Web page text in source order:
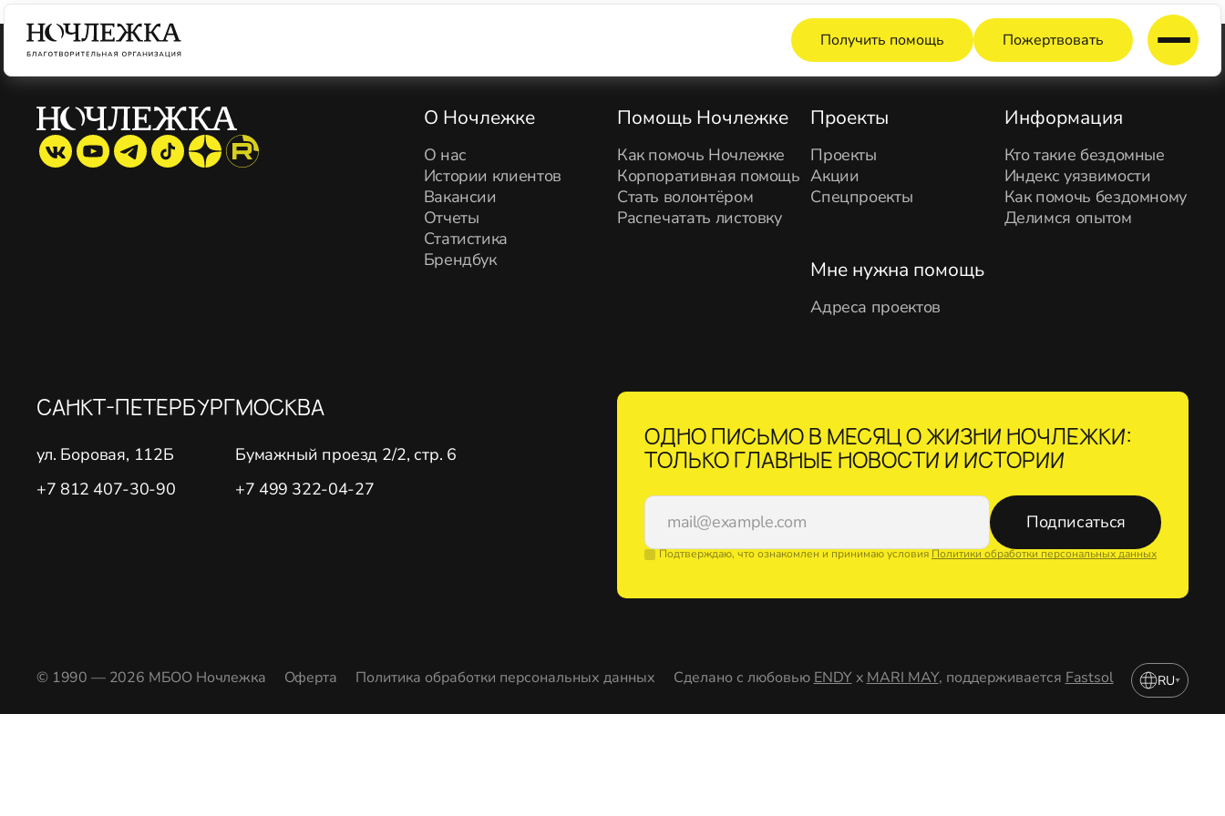
Получить помощь Пожертвовать
О Ночлежке
О нас
Истории клиентов
Вакансии
Отчеты
Статистика
Брендбук
Помощь Ночлежке
Как помочь Ночлежке
Корпоративная помощь
Стать волонтёром
Распечатать листовку
Проекты
Проекты
Акции
Спецпроекты
Информация
Кто такие бездомные
Индекс уязвимости
Как помочь бездомному
Делимся опытом
Мне нужна помощь
Адреса проектов
САНКТ-ПЕТЕРБУРГ
ул. Боровая, 112Б
+7 812 407-30-90
МОСКВА
Бумажный проезд 2/2, стр. 6
+7 499 322-04-27
ОДНО ПИСЬМО В МЕСЯЦ О ЖИЗНИ НОЧЛЕЖКИ:
ТОЛЬКО ГЛАВНЫЕ НОВОСТИ И ИСТОРИИ
Подписаться
Подтверждаю, что ознакомлен и принимаю условияПолитики обработки персональных данных
© 1990 — 2026 МБОО Ночлежка Оферта Политика обработки персональных данных Сделано с любовью ENDY x MARI MAY, поддерживается Fastsol RU